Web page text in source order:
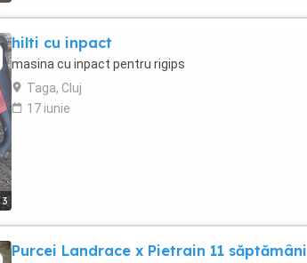
3
hilti cu inpact
masina cu inpact pentru rigips
Taga, Cluj
17 iunie
Purcei Landrace x Pietrain 11 săptămâni